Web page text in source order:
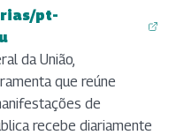
pt-
da União,
que reúne
de
recebe diariamente